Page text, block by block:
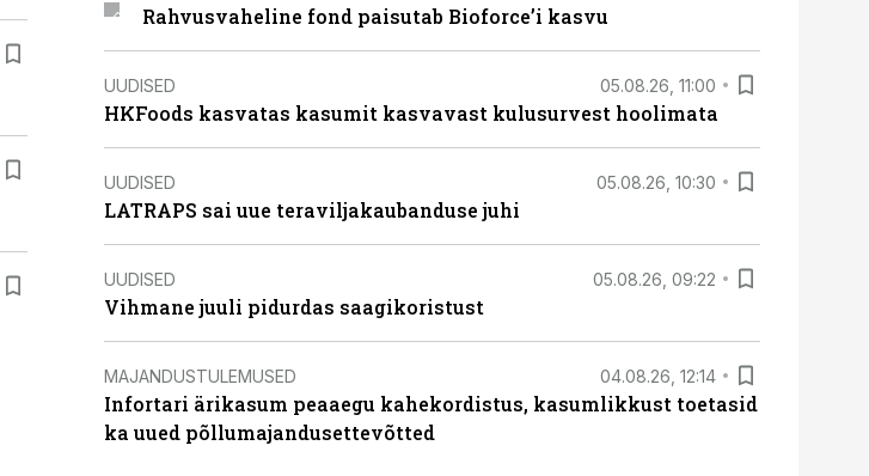
Rahvusvaheline fond paisutab Bioforce’i kasvu
UUDISED 05.08.26, 11:00
HKFoods kasvatas kasumit kasvavast kulusurvest hoolimata
UUDISED 05.08.26, 10:30
LATRAPS sai uue teraviljakaubanduse juhi
UUDISED 05.08.26, 09:22
Vihmane juuli pidurdas saagikoristust
MAJANDUSTULEMUSED 04.08.26, 12:14
Infortari ärikasum peaaegu kahekordistus, kasumlikkust toetasid
ka uued põllumajandusettevõtted